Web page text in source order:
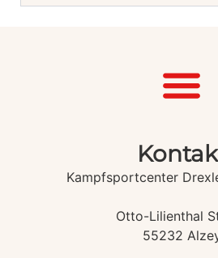
Kampfsportcenter
Otto-Lilienthal
55232